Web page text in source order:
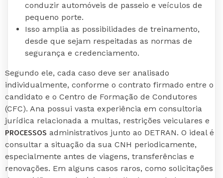
conduzir automóveis de passeio e veículos de
pequeno porte.
Isso amplia as possibilidades de treinamento,
desde que sejam respeitadas as normas de
segurança e credenciamento.
Segundo ele, cada caso deve ser analisado
individualmente, conforme o contrato firmado entre o
candidato e o Centro de Formação de Condutores
(CFC). Ana possui vasta experiência em consultoria
jurídica relacionada a multas, restrições veiculares e
PROCESSOS administrativos junto ao DETRAN. O ideal é
consultar a situação da sua CNH periodicamente,
especialmente antes de viagens, transferências e
renovações. Em alguns casos raros, como solicitações